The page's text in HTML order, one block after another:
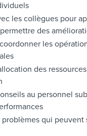
les collègues pour
des
les
des
au personnel
problèmes qui peuvent